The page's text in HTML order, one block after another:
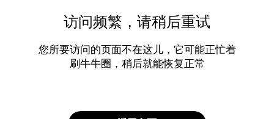
访问频繁，请稍后重试
您所要访问的页面不在这儿，它可能正忙着
刷牛牛圈，稍后就能恢复正常